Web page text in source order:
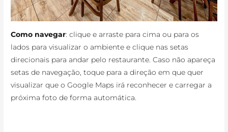
Como navegar: clique e arraste para cima ou para os
lados para visualizar o ambiente e clique nas setas
direcionais para andar pelo restaurante. Caso não apareça
setas de navegação, toque para a direção em que quer
visualizar que o Google Maps irá reconhecer e carregar a
próxima foto de forma automática.